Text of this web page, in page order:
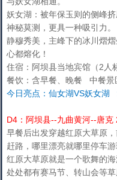
妖女湖：被年保玉则的侧峰
神秘莫测，更具一种吸引力
静穆秀美，主峰下的冰川熠
心都熔化！
住宿：阿坝县当地宾馆（2人
餐饮：含早餐、晚餐 中餐景
今日亮点：仙女湖VS妖女湖
D4：阿坝县--九曲黄河--唐
早餐后出发穿越红原大草原
赶路，哪里漂亮就哪里停车
红原大草原就是一个歌舞的
处处都有赛马节、转山会等